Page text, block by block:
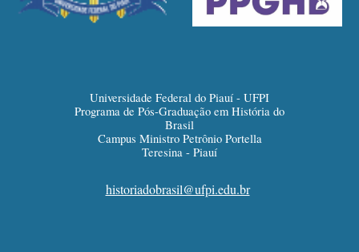
Universidade Federal do Piauí - UFPI
Programa de Pós-Graduação em História do
Brasil
Campus Ministro Petrônio Portella
Teresina - Piauí
historiadobrasil@ufpi.edu.br